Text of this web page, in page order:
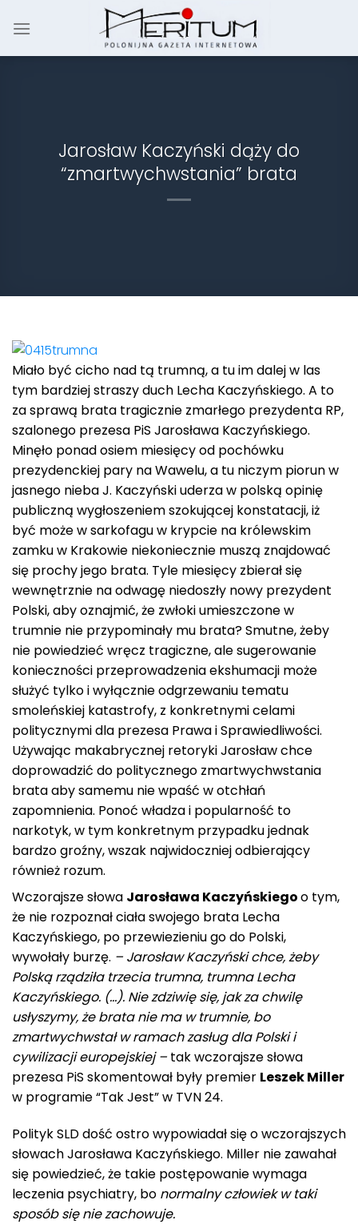
Jarosław Kaczyński dąży do
“zmartwychwstania” brata
Miało być cicho nad tą trumną, a tu im dalej w las
tym bardziej straszy duch Lecha Kaczyńskiego. A to
za sprawą brata tragicznie zmarłego prezydenta RP,
szalonego prezesa PiS Jarosława Kaczyńskiego.
Minęło ponad osiem miesięcy od pochówku
prezydenckiej pary na Wawelu, a tu niczym piorun w
jasnego nieba J. Kaczyński uderza w polską opinię
publiczną wygłoszeniem szokującej konstatacji, iż
być może w sarkofagu w krypcie na królewskim
zamku w Krakowie niekoniecznie muszą znajdować
się prochy jego brata. Tyle miesięcy zbierał się
wewnętrznie na odwagę niedoszły nowy prezydent
Polski, aby oznajmić, że zwłoki umieszczone w
trumnie nie przypominały mu brata? Smutne, żeby
nie powiedzieć wręcz tragiczne, ale sugerowanie
konieczności przeprowadzenia ekshumacji może
służyć tylko i wyłącznie odgrzewaniu tematu
smoleńskiej katastrofy, z konkretnymi celami
politycznymi dla prezesa Prawa i Sprawiedliwości.
Używając makabrycznej retoryki Jarosław chce
doprowadzić do politycznego zmartwychwstania
brata aby samemu nie wpaść w otchłań
zapomnienia. Ponoć władza i popularność to
narkotyk, w tym konkretnym przypadku jednak
bardzo groźny, wszak najwidoczniej odbierający
również rozum.
Wczorajsze słowa Jarosława Kaczyńskiegoo tym,
że nie rozpoznał ciała swojego brata Lecha
Kaczyńskiego, po przewiezieniu go do Polski,
wywołały burzę. – Jarosław Kaczyński chce, żeby
Polską rządziła trzecia trumna, trumna Lecha
Kaczyńskiego. (…). Nie zdziwię się, jak za chwilę
usłyszymy, że brata nie ma w trumnie, bo
zmartwychwstał w ramach zasług dla Polski i
cywilizacji europejskiej – tak wczorajsze słowa
prezesa PiS skomentował były premier Leszek Miller
w programie “Tak Jest” w TVN 24.
Polityk SLD dość ostro wypowiadał się o wczorajszych
słowach Jarosława Kaczyńskiego. Miller nie zawahał
się powiedzieć, że takie postępowanie wymaga
leczenia psychiatry, bo normalny człowiek w taki
sposób się nie zachowuje.